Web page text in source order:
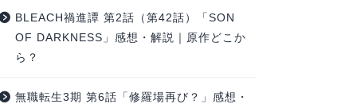
BLEACH禍進譚 第2話（第42話）「SON
OF DARKNESS」感想・解説｜原作どこか
ら？
無職転生3期 第6話「修羅場再び？」感想・